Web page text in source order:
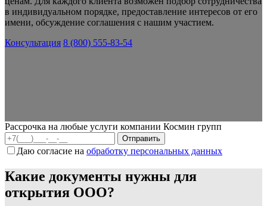
в индивидуальном порядке, предоставление интересов от его
имени, обсуждение соглашения с нашим участием.
Консультация 8 (800) 555-83-54
Рассрочка на любые услуги компании Космин групп
Даю согласие на обработку персональных данных
Какие документы нужны для
открытия ООО?